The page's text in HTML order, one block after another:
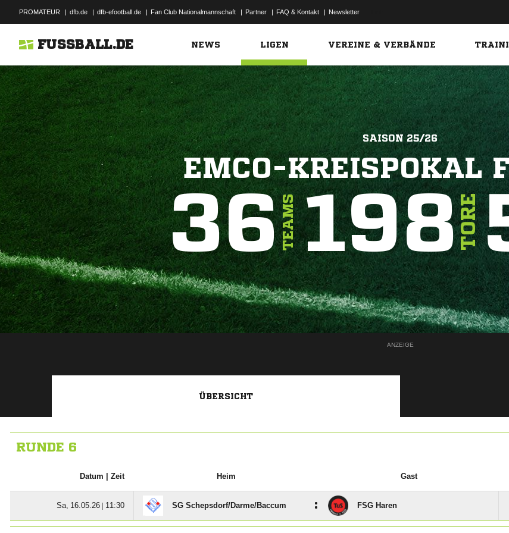
PROMATEUR | dfb.de | dfb-efootball.de | Fan Club Nationalmannschaft | Partner | FAQ & Kontakt | Newsletter
FUSSBALL.DE NEWS LIGEN VEREINE & VERBÄNDE
SAISON 25/26
EMCO-KREISPOKAL
36TEAMS198TORE
ANZEIGE
ÜBERSICHT
RUNDE 6
Datum | Zeit Heim Gast
  |  SG Schepsdorf/​Darme/​Baccum : FSG Haren